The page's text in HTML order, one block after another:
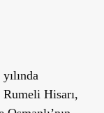
Rumeli Hisarı,